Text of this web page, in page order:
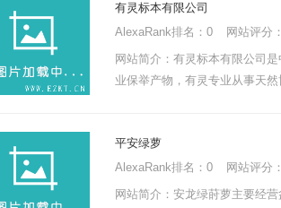
有灵标本有限公司
AlexaRank排名： 0 网站评分：
网站简介：有灵标本有限公司
业保举产物，有灵专业从事天
平安绿萝
AlexaRank排名： 0 网站评分：
网站简介：安龙绿莳萝主要经